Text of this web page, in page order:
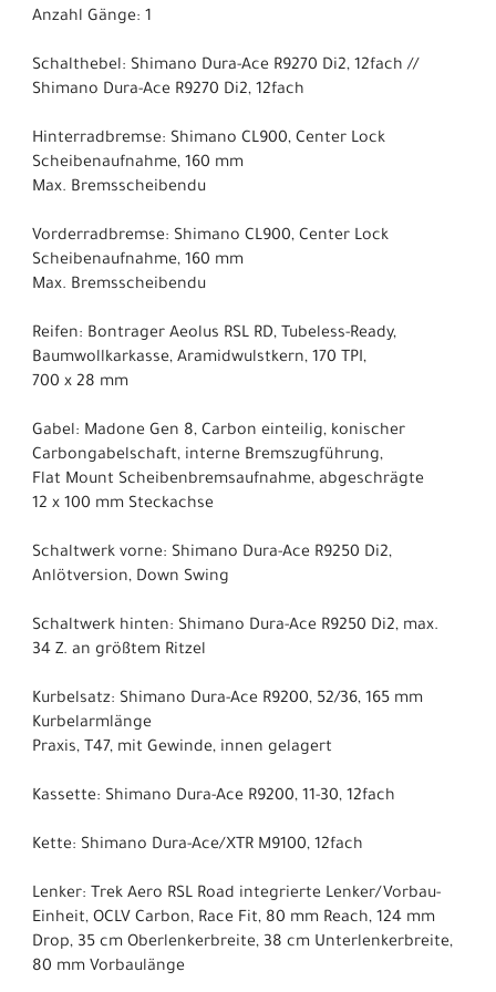
Anzahl Gänge: 1
Schalthebel: Shimano Dura-Ace R9270 Di2, 12fach //
Shimano Dura-Ace R9270 Di2, 12fach
Hinterradbremse: Shimano CL900, Center Lock
Scheibenaufnahme, 160 mm
Max. Bremsscheibendu
Vorderradbremse: Shimano CL900, Center Lock
Scheibenaufnahme, 160 mm
Max. Bremsscheibendu
Reifen: Bontrager Aeolus RSL RD, Tubeless-Ready,
Baumwollkarkasse, Aramidwulstkern, 170 TPI,
700 x 28 mm
Gabel: Madone Gen 8, Carbon einteilig, konischer
Carbongabelschaft, interne Bremszugführung,
Flat Mount Scheibenbremsaufnahme, abgeschrägte
12 x 100 mm Steckachse
Schaltwerk vorne: Shimano Dura-Ace R9250 Di2,
Anlötversion, Down Swing
Schaltwerk hinten: Shimano Dura-Ace R9250 Di2, max.
34 Z. an größtem Ritzel
Kurbelsatz: Shimano Dura-Ace R9200, 52/36, 165 mm
Kurbelarmlänge
Praxis, T47, mit Gewinde, innen gelagert
Kassette: Shimano Dura-Ace R9200, 11-30, 12fach
Kette: Shimano Dura-Ace/XTR M9100, 12fach
Lenker: Trek Aero RSL Road integrierte Lenker/Vorbau-
Einheit, OCLV Carbon, Race Fit, 80 mm Reach, 124 mm
Drop, 35 cm Oberlenkerbreite, 38 cm Unterlenkerbreite,
80 mm Vorbaulänge